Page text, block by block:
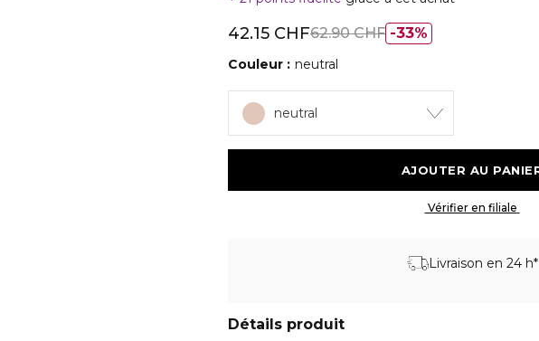
33%
42.15 CHF62.90 CHF
Couleur neutral
neutral
Livraison en 24 h*
Détails produit